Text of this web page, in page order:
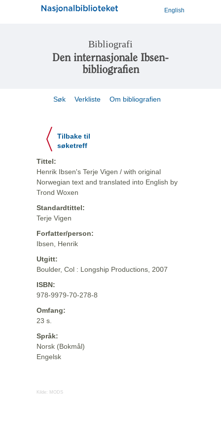
English
Bibliografi
Den internasjonale Ibsen-
bibliografien
Søk Verkliste Om bibliografien
Tilbake til
søketreff
Tittel:
Henrik Ibsen's Terje Vigen / with original
Norwegian text and translated into English by
Trond Woxen
Standardtittel:
Terje Vigen
Forfatter/person:
Ibsen, Henrik
Utgitt:
Boulder, Col : Longship Productions, 2007
ISBN:
978-9979-70-278-8
Omfang:
23 s.
Språk:
Norsk (Bokmål)
Engelsk
Kilde: MODS